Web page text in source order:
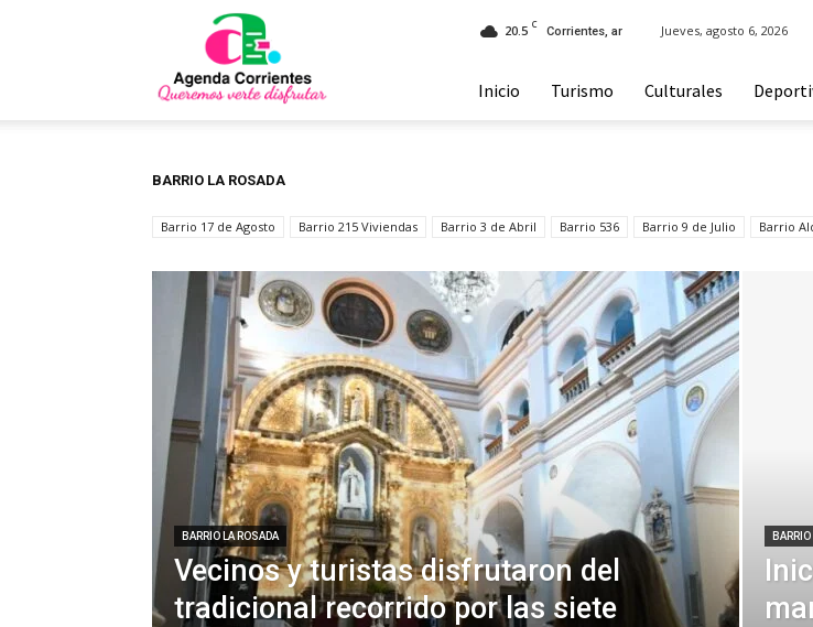
Corrientes
20.5 C
Corrientes, ar Jueves, agosto 6, 2026
Inicio Turismo Culturales
BARRIO LA ROSADA
Barrio 17 de Agosto Barrio 215 Viviendas Barrio 3 de Abril Barrio 536 Barrio 9 de Julio Barrio
BARRIO LA ROSADA
Vecinos y turistas disfrutaron del
tradicional recorrido por las siete